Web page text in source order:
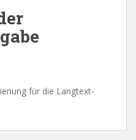
für die Langtext-